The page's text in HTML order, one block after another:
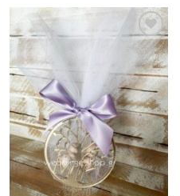
Πρόσθήκη
στην λίστα
επιθυμιών